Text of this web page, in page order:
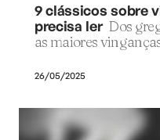
9 clássicos sobre
precisa ler Dos
as maiores
26/05/2025